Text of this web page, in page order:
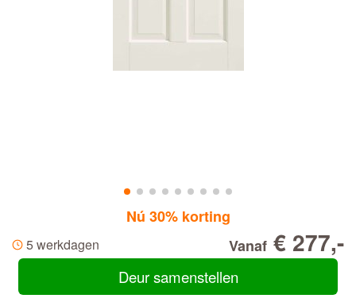
Nú 30% korting
5 werkdagen Vanaf € 277,-
Deur samenstellen